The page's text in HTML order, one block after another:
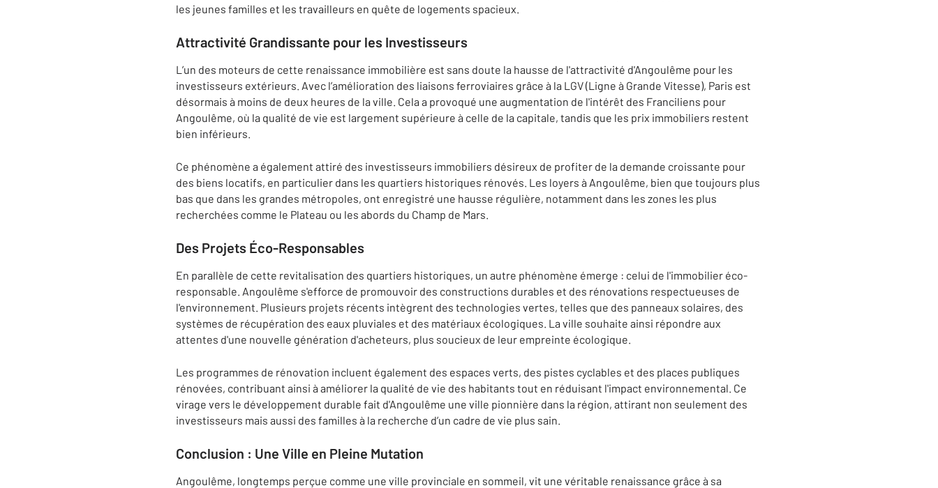
les jeunes familles et les travailleurs en quête de logements spacieux.
Attractivité Grandissante pour les Investisseurs
L’un des moteurs de cette renaissance immobilière est sans doute la hausse de l'attractivité d'Angoulême pour les
investisseurs extérieurs. Avec l’amélioration des liaisons ferroviaires grâce à la LGV (Ligne à Grande Vitesse), Paris est
désormais à moins de deux heures de la ville. Cela a provoqué une augmentation de l'intérêt des Franciliens pour
Angoulême, où la qualité de vie est largement supérieure à celle de la capitale, tandis que les prix immobiliers restent
bien inférieurs.
Ce phénomène a également attiré des investisseurs immobiliers désireux de profiter de la demande croissante pour
des biens locatifs, en particulier dans les quartiers historiques rénovés. Les loyers à Angoulême, bien que toujours plus
bas que dans les grandes métropoles, ont enregistré une hausse régulière, notamment dans les zones les plus
recherchées comme le Plateau ou les abords du Champ de Mars.
Des Projets Éco-Responsables
En parallèle de cette revitalisation des quartiers historiques, un autre phénomène émerge : celui de l'immobilier éco-
responsable. Angoulême s'efforce de promouvoir des constructions durables et des rénovations respectueuses de
l'environnement. Plusieurs projets récents intègrent des technologies vertes, telles que des panneaux solaires, des
systèmes de récupération des eaux pluviales et des matériaux écologiques. La ville souhaite ainsi répondre aux
attentes d'une nouvelle génération d'acheteurs, plus soucieux de leur empreinte écologique.
Les programmes de rénovation incluent également des espaces verts, des pistes cyclables et des places publiques
rénovées, contribuant ainsi à améliorer la qualité de vie des habitants tout en réduisant l'impact environnemental. Ce
virage vers le développement durable fait d'Angoulême une ville pionnière dans la région, attirant non seulement des
investisseurs mais aussi des familles à la recherche d’un cadre de vie plus sain.
Conclusion : Une Ville en Pleine Mutation
Angoulême, longtemps perçue comme une ville provinciale en sommeil, vit une véritable renaissance grâce à sa